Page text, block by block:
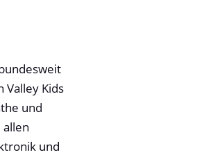
Valley Kids
und
allen
und